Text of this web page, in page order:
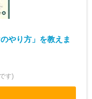
やり方」を教えま
す)